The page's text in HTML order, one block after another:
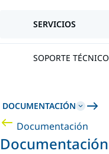
SERVICIOS
SOPORTE TÉCNICO
DOCUMENTACIÓN
Documentación
Documentación